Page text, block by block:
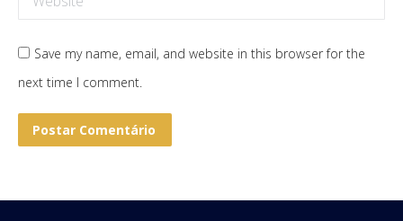
Save my name, email, and website in this browser for the
next time I comment.
Postar Comentário